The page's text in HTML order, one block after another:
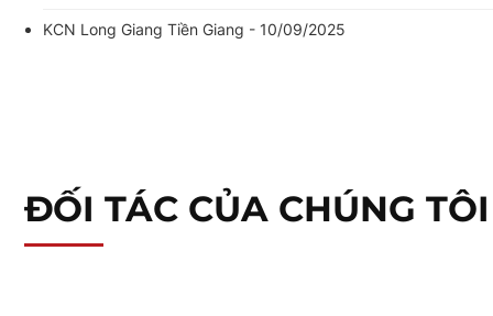
KCN Long Giang Tiền Giang - 10/09/2025
ĐỐI TÁC CỦA CHÚNG TÔI